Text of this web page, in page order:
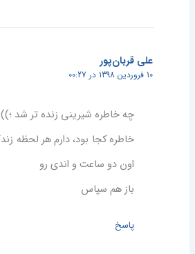
علی قربان‌پور
10 فروردین 1398 در 00:27
چه خاطره شیرینی زنده تر شد ؛))
خاطره کجا بود، دارم هر لحظه
اون دو ساعت و اندی رو
باز هم سپاس
پاسخ